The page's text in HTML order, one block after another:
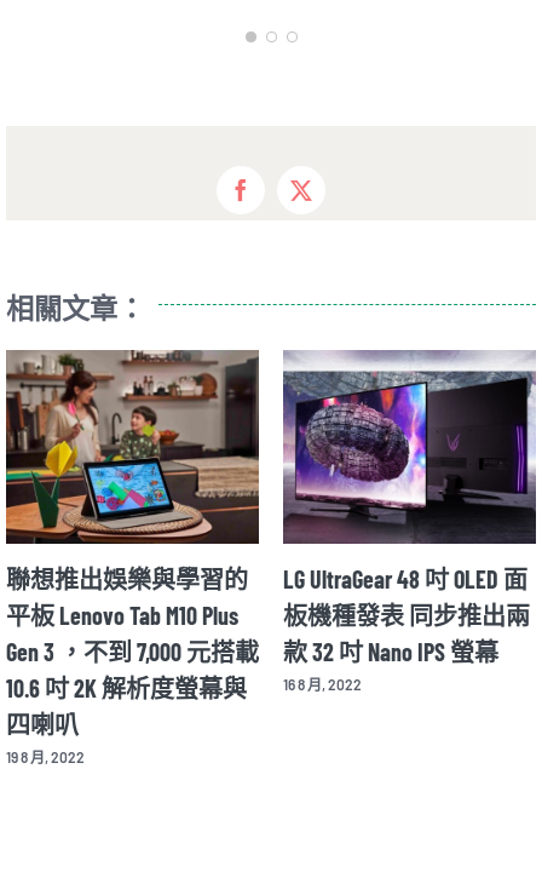
Facebook
X
相關文章：
聯想推出娛樂與學習的
平板 Lenovo Tab M10 Plus
Gen 3 ，不到 7,000 元搭載
10.6 吋 2K 解析度螢幕與
四喇叭
19 8 月, 2022
LG UltraGear 48 吋 OLED 面
板機種發表 同步推出兩
款 32 吋 Nano IPS 螢幕
16 8 月, 2022